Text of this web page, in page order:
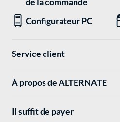
Configurateur PC
Service client
À propos de ALTERNATE
Il suffit de payer